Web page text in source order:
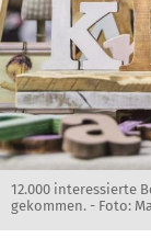
12.000 interessierte
gekommen. - Foto: